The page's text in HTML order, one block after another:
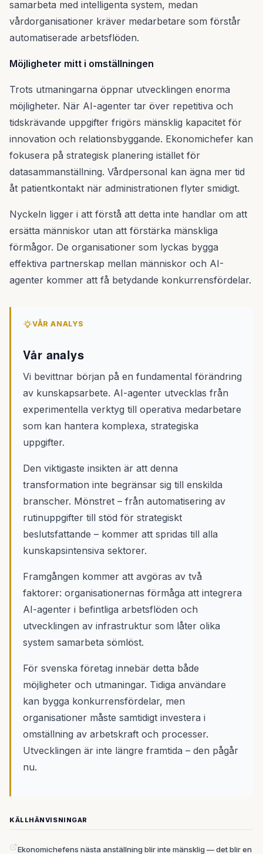
samarbeta med intelligenta system, medan
vårdorganisationer kräver medarbetare som förstår
automatiserade arbetsflöden.
Möjligheter mitt i omställningen
Trots utmaningarna öppnar utvecklingen enorma
möjligheter. När AI-agenter tar över repetitiva och
tidskrävande uppgifter frigörs mänsklig kapacitet för
innovation och relationsbyggande. Ekonomichefer kan
fokusera på strategisk planering istället för
datasammanställning. Vårdpersonal kan ägna mer tid
åt patientkontakt när administrationen flyter smidigt.
Nyckeln ligger i att förstå att detta inte handlar om att
ersätta människor utan att förstärka mänskliga
förmågor. De organisationer som lyckas bygga
effektiva partnerskap mellan människor och AI-
agenter kommer att få betydande konkurrensfördelar.
VÅR ANALYS
Vår analys
Vi bevittnar början på en fundamental förändring
av kunskapsarbete. AI-agenter utvecklas från
experimentella verktyg till operativa medarbetare
som kan hantera komplexa, strategiska
uppgifter.
Den viktigaste insikten är att denna
transformation inte begränsar sig till enskilda
branscher. Mönstret – från automatisering av
rutinuppgifter till stöd för strategiskt
beslutsfattande – kommer att spridas till alla
kunskapsintensiva sektorer.
Framgången kommer att avgöras av två
faktorer: organisationernas förmåga att integrera
AI-agenter i befintliga arbetsflöden och
utvecklingen av infrastruktur som låter olika
system samarbeta sömlöst.
För svenska företag innebär detta både
möjligheter och utmaningar. Tidiga användare
kan bygga konkurrensfördelar, men
organisationer måste samtidigt investera i
omställning av arbetskraft och processer.
Utvecklingen är inte längre framtida – den pågår
nu.
KÄLLHÄNVISNINGAR
Ekonomichefens nästa anställning blir inte mänsklig — det blir en